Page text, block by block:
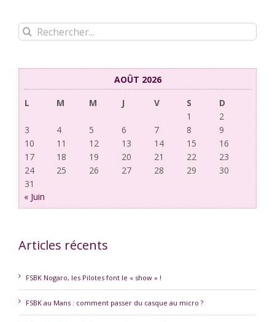
Rechercher:
AOÛT 2026
L
M M J V S
D
1
2
3
4 5 6 7 8
9
10
11 12 13 14 15
16
17
18 19 20 21 22
23
24
25 26 27 28 29
30
31
« Juin
Articles récents
FSBK Nogaro, les Pilotes font le « show » !
FSBK au Mans : comment passer du casque au micro ?